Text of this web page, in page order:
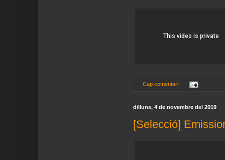
Cap comentari:
dilluns, 4 de novembre del 2019
[Selecció]